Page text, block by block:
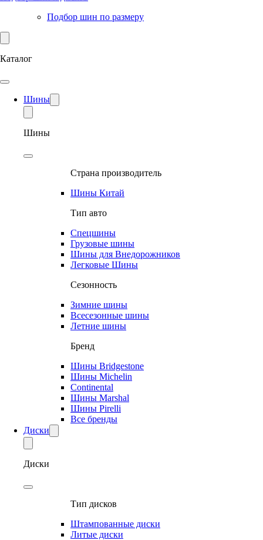
Подбор шин по размеру
Каталог
Шины
Шины
Страна производитель
Шины Китай
Тип авто
Спецшины
Грузовые шины
Шины для Внедорожников
Легковые Шины
Сезонность
Зимние шины
Всесезонные шины
Летние шины
Бренд
Шины Bridgestone
Шины Michelin
Continental
Шины Marshal
Шины Pirelli
Все бренды
Диски
Диски
Тип дисков
Штампованные диски
Литые диски